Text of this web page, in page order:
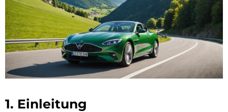
1. Einleitung